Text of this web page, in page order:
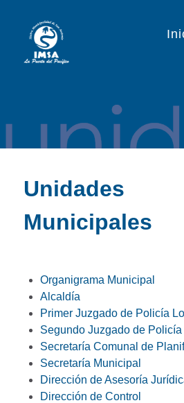
Unidades
Municipales
Organigrama Municipal
Alcaldía
Primer Juzgado de Policía
Segundo Juzgado de Policía
Secretaría Comunal de
Secretaría Municipal
Dirección de Asesoría
Dirección de Control